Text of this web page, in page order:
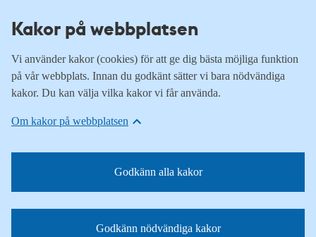
Kakor på webbplatsen
Vi använder kakor (cookies) för att ge dig bästa möjliga funktion
på vår webbplats. Innan du godkänt sätter vi bara nödvändiga
kakor. Du kan välja vilka kakor vi får använda.
Om kakor på webbplatsen
Godkänn alla kakor
Godkänn nödvändiga kakor